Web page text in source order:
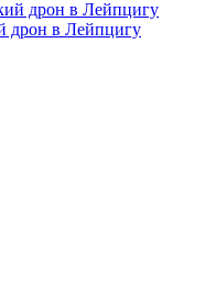
дрон в Лейпцигу